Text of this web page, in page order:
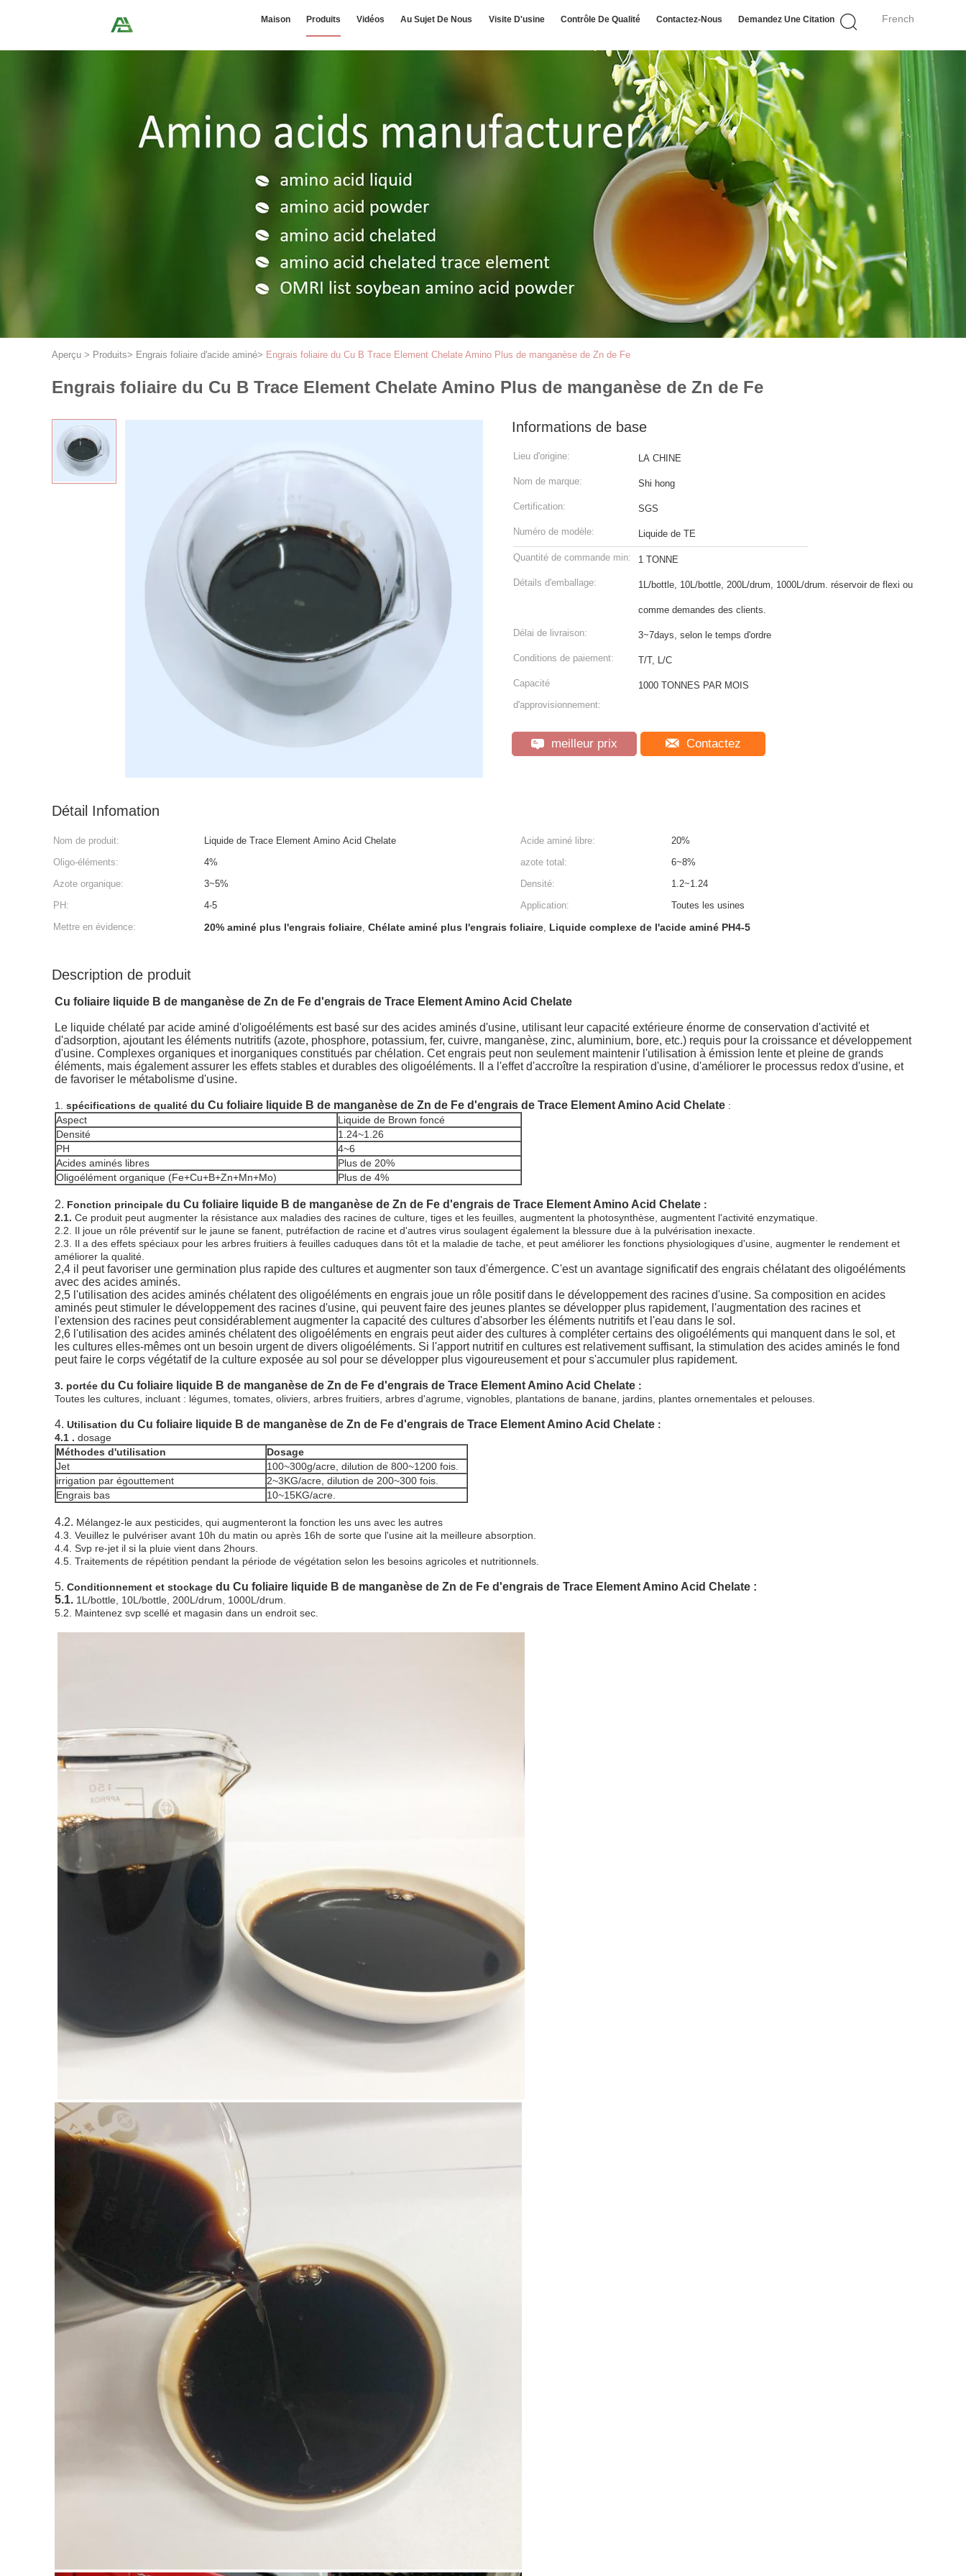
French
Maison Produits Vidéos Au Sujet De Nous Visite D'usine Contrôle De Qualité Contactez-Nous Demandez Une Citation
Aperçu > Produits> Engrais foliaire d'acide aminé> Engrais foliaire du Cu B Trace Element Chelate Amino Plus de manganèse de Zn de Fe
Engrais foliaire du Cu B Trace Element Chelate Amino Plus de manganèse de Zn de Fe
Informations de base
Lieu d'origine: LA CHINE
Nom de marque: Shi hong
Certification: SGS
Numéro de modèle: Liquide de TE
Quantité de commande min: 1 TONNE
Détails d'emballage: 1L/bottle, 10L/bottle, 200L/drum, 1000L/drum. réservoir de flexi ou
comme demandes des clients.
Délai de livraison: 3~7days, selon le temps d'ordre
Conditions de paiement: T/T, L/C
Capacité
d'approvisionnement:
1000 TONNES PAR MOIS
meilleur prix Contactez
Détail Infomation
Nom de produit: Liquide de Trace Element Amino Acid Chelate Acide aminé libre:
20%
Oligo-éléments:
4% azote total:
6~8%
Azote organique:
3~5% Densité:
1.2~1.24
PH:
4-5 Application:
Toutes les usines
Mettre en évidence:
20% aminé plus l'engrais foliaire, Chélate aminé plus l'engrais foliaire, Liquide complexe de l'acide aminé PH4-5
Description de produit
Cu foliaire liquide B de manganèse de Zn de Fe d'engrais de Trace Element Amino Acid Chelate
Le liquide chélaté par acide aminé d'oligoéléments est basé sur des acides aminés d'usine, utilisant leur capacité extérieure énorme de conservation d'activité et
d'adsorption, ajoutant les éléments nutritifs (azote, phosphore, potassium, fer, cuivre, manganèse, zinc, aluminium, bore, etc.) requis pour la croissance et développement
d'usine. Complexes organiques et inorganiques constitués par chélation. Cet engrais peut non seulement maintenir l'utilisation à émission lente et pleine de grands
éléments, mais également assurer les effets stables et durables des oligoéléments. Il a l'effet d'accroître la respiration d'usine, d'améliorer le processus redox d'usine, et
de favoriser le métabolisme d'usine.
1. spécifications de qualité du Cu foliaire liquide B de manganèse de Zn de Fe d'engrais de Trace Element Amino Acid Chelate :
Aspect
Liquide de Brown foncé
Densité
1.24~1.26
PH
4~6
Acides aminés libres
Plus de 20%
Oligoélément organique (Fe+Cu+B+Zn+Mn+Mo)
Plus de 4%
2. Fonction principale du Cu foliaire liquide B de manganèse de Zn de Fe d'engrais de Trace Element Amino Acid Chelate :
2.1. Ce produit peut augmenter la résistance aux maladies des racines de culture, tiges et les feuilles, augmentent la photosynthèse, augmentent l'activité enzymatique.
2.2. Il joue un rôle préventif sur le jaune se fanent, putréfaction de racine et d'autres virus soulagent également la blessure due à la pulvérisation inexacte.
2.3. Il a des effets spéciaux pour les arbres fruitiers à feuilles caduques dans tôt et la maladie de tache, et peut améliorer les fonctions physiologiques d'usine, augmenter le rendement et
améliorer la qualité.
2,4 il peut favoriser une germination plus rapide des cultures et augmenter son taux d'émergence. C'est un avantage significatif des engrais chélatant des oligoéléments
avec des acides aminés.
2,5 l'utilisation des acides aminés chélatent des oligoéléments en engrais joue un rôle positif dans le développement des racines d'usine. Sa composition en acides
aminés peut stimuler le développement des racines d'usine, qui peuvent faire des jeunes plantes se développer plus rapidement, l'augmentation des racines et
l'extension des racines peut considérablement augmenter la capacité des cultures d'absorber les éléments nutritifs et l'eau dans le sol.
2,6 l'utilisation des acides aminés chélatent des oligoéléments en engrais peut aider des cultures à compléter certains des oligoéléments qui manquent dans le sol, et
les cultures elles-mêmes ont un besoin urgent de divers oligoéléments. Si l'apport nutritif en cultures est relativement suffisant, la stimulation des acides aminés le fond
peut faire le corps végétatif de la culture exposée au sol pour se développer plus vigoureusement et pour s'accumuler plus rapidement.
3. portée du Cu foliaire liquide B de manganèse de Zn de Fe d'engrais de Trace Element Amino Acid Chelate :
Toutes les cultures, incluant : légumes, tomates, oliviers, arbres fruitiers, arbres d'agrume, vignobles, plantations de banane, jardins, plantes ornementales et pelouses.
4. Utilisation du Cu foliaire liquide B de manganèse de Zn de Fe d'engrais de Trace Element Amino Acid Chelate :
4.1 . dosage
Méthodes d'utilisation
Dosage
Jet
100~300g/acre, dilution de 800~1200 fois.
irrigation par égouttement
2~3KG/acre, dilution de 200~300 fois.
Engrais bas
10~15KG/acre.
4.2. Mélangez-le aux pesticides, qui augmenteront la fonction les uns avec les autres
4.3. Veuillez le pulvériser avant 10h du matin ou après 16h de sorte que l'usine ait la meilleure absorption.
4.4. Svp re-jet il si la pluie vient dans 2hours.
4.5. Traitements de répétition pendant la période de végétation selon les besoins agricoles et nutritionnels.
5. Conditionnement et stockage du Cu foliaire liquide B de manganèse de Zn de Fe d'engrais de Trace Element Amino Acid Chelate :
5.1. 1L/bottle, 10L/bottle, 200L/drum, 1000L/drum.
5.2. Maintenez svp scellé et magasin dans un endroit sec.